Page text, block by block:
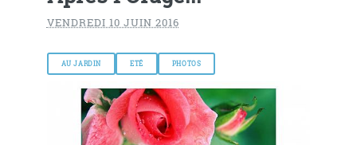
VENDREDI 10 JUIN 2016
AU JARDIN ETÉ PHOTOS